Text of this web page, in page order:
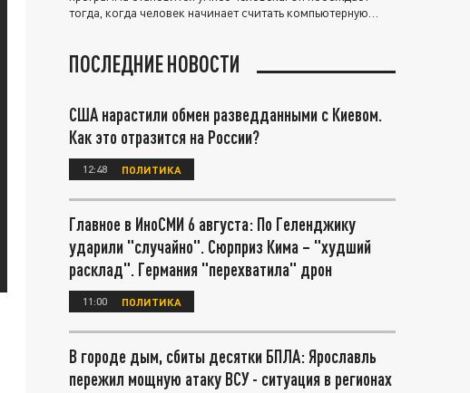
тогда, когда человек начинает считать компьютерную
ПОСЛЕДНИЕ НОВОСТИ
США нарастили обмен разведданными с Киевом.
Как это отразится на России?
12:48 ПОЛИТИКА
Главное в ИноСМИ 6 августа: По Геленджику
ударили "случайно". Сюрприз Кима – "худший
расклад". Германия "перехватила" дрон
11:00 ПОЛИТИКА
В городе дым, сбиты десятки БПЛА: Ярославль
пережил мощную атаку ВСУ - ситуация в регионах